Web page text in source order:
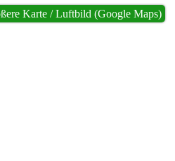
Karte / Luftbild (Google Maps)